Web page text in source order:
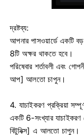
দ্রষ্টব্য:
আপনার পাসওয়ার্ডে একটি
8টি অক্ষর থাকতে হবে।
পরিষেবার শর্তাবলী এবং
আপ] আলতো চাপুন।
4. যাচাইকরণ প্রক্রিয়া
একটি 6-সংখ্যার
বিটুনিক্স] এ আলতো চাপুন।